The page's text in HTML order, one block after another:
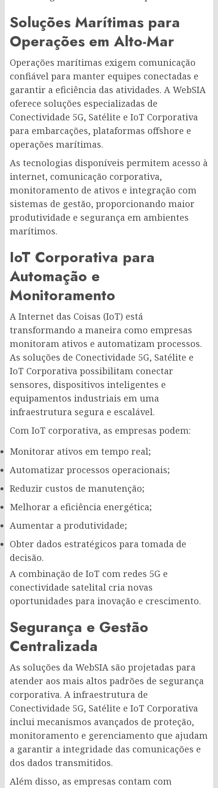
Soluções Marítimas para
Operações em Alto-Mar
Operações marítimas exigem comunicação
confiável para manter equipes conectadas e
garantir a eficiência das atividades. A WebSIA
oferece soluções especializadas de
Conectividade 5G, Satélite e IoT Corporativa
para embarcações, plataformas offshore e
operações marítimas.
As tecnologias disponíveis permitem acesso à
internet, comunicação corporativa,
monitoramento de ativos e integração com
sistemas de gestão, proporcionando maior
produtividade e segurança em ambientes
marítimos.
IoT Corporativa para
Automação e
Monitoramento
A Internet das Coisas (IoT) está
transformando a maneira como empresas
monitoram ativos e automatizam processos.
As soluções de Conectividade 5G, Satélite e
IoT Corporativa possibilitam conectar
sensores, dispositivos inteligentes e
equipamentos industriais em uma
infraestrutura segura e escalável.
Com IoT corporativa, as empresas podem:
Monitorar ativos em tempo real;
Automatizar processos operacionais;
Reduzir custos de manutenção;
Melhorar a eficiência energética;
Aumentar a produtividade;
Obter dados estratégicos para tomada de
decisão.
A combinação de IoT com redes 5G e
conectividade satelital cria novas
oportunidades para inovação e crescimento.
Segurança e Gestão
Centralizada
As soluções da WebSIA são projetadas para
atender aos mais altos padrões de segurança
corporativa. A infraestrutura de
Conectividade 5G, Satélite e IoT Corporativa
inclui mecanismos avançados de proteção,
monitoramento e gerenciamento que ajudam
a garantir a integridade das comunicações e
dos dados transmitidos.
Além disso, as empresas contam com